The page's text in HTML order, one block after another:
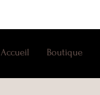
Accueil Boutique